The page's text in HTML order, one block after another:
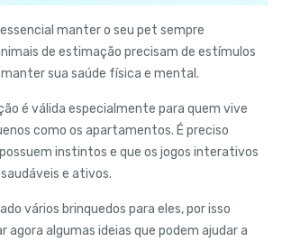
manter o seu pet sempre
de estimação precisam de estímulos
sua saúde física e mental.
é válida especialmente para quem vive
como os apartamentos. É preciso
instintos e que os jogos interativos
e ativos.
vários brinquedos para eles, por isso
algumas ideias que podem ajudar a